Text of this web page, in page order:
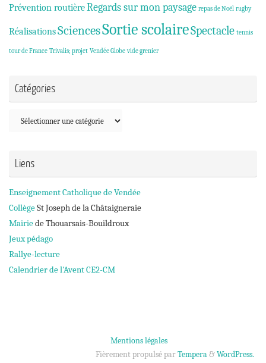
Prévention routièreRegards sur mon paysage repas de Noël rugby
RéalisationsSciencesSortie scolaireSpectacle tennis
tour de France Trivalis; projet Vendée Globe vide grenier
Catégories
Catégories
Liens
Enseignement Catholique de Vendée
CollègeSt Joseph de la Châtaigneraie
Mairiede Thouarsais-Bouildroux
Jeux pédago
Rallye-lecture
Calendrier de l'Avent CE2-CM
Mentions légales
Fièrement propulsé par Tempera & WordPress.